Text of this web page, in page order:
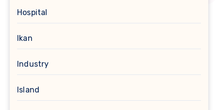
Hospital
Ikan
Industry
Island